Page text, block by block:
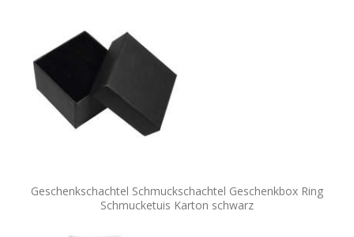
Geschenkschachtel Schmuckschachtel Geschenkbox Ring
Schmucketuis Karton schwarz